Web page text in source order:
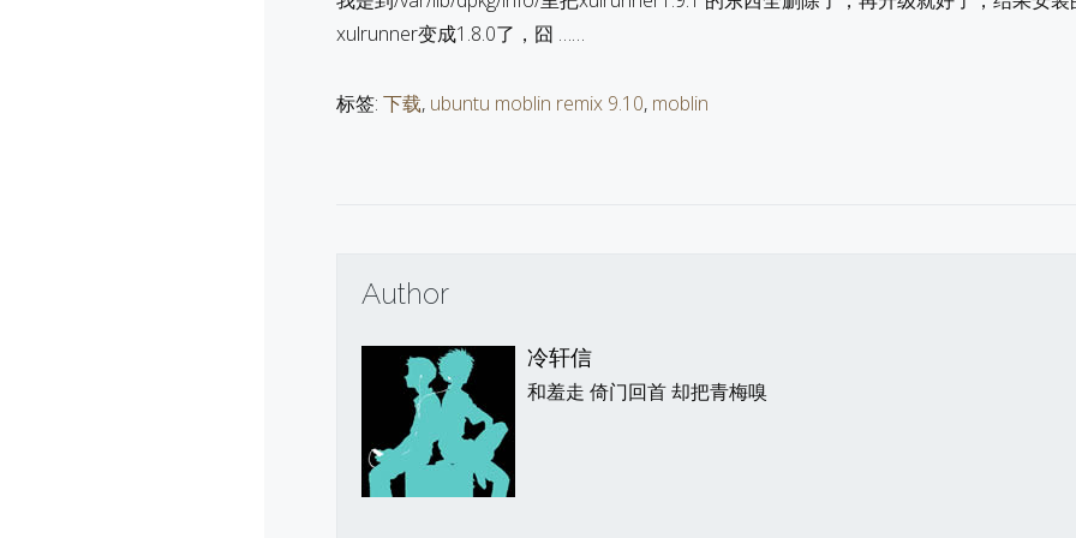
xulrunner变成1.8.0了，囧 ……
标签: 下载, ubuntu moblin remix 9.10, moblin
Author
冷轩信
和羞走 倚门回首 却把青梅嗅